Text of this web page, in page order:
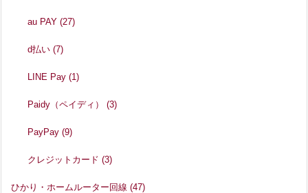
au PAY(27)
d払い(7)
LINE Pay(1)
Paidy（ペイディ）(3)
PayPay(9)
クレジットカード(3)
ひかり・ホームルーター回線 (47)